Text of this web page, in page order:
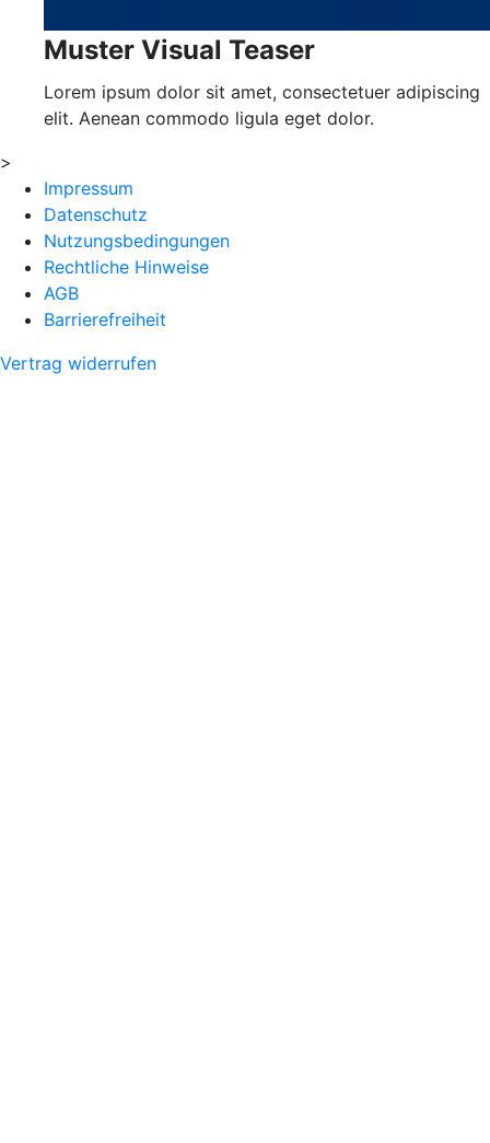
Muster Visual Teaser
Lorem ipsum dolor sit amet, consectetuer adipiscing
elit. Aenean commodo ligula eget dolor.
>
Impressum
Datenschutz
Nutzungsbedingungen
Rechtliche Hinweise
AGB
Barrierefreiheit
Vertrag widerrufen